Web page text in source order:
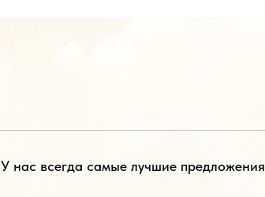
У нас всегда самые лучшие предложения